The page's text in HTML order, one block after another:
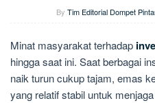
By Tim Editorial Dompet
Minat masyarakat terhadap
hingga saat ini. Saat berbagai
naik turun cukup tajam, emas
yang relatif stabil untuk